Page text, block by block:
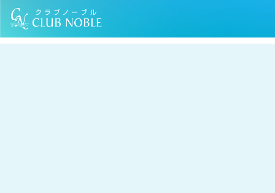
TOP コラム 防犯対策をして、安心感のある暮らしを目指しましょう